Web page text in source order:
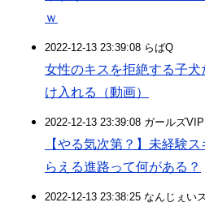
ｗ
2022-12-13 23:39:08 らばQ
女性のキスを拒絶する子
け入れる（動画）
2022-12-13 23:39:08 ガールズ
【やる気次第？】未経験
らえる進路って何がある？
2022-12-13 23:38:25 なんじぇい